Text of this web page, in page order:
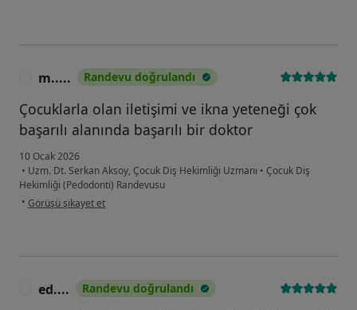
m..... Randevu doğrulandı
Çocuklarla olan iletişimi ve ikna yeteneği çok
başarılı alanında başarılı bir doktor
10 Ocak 2026
• Uzm. Dt. Serkan Aksoy, Çocuk Diş Hekimliği Uzmanı • Çocuk Diş
Hekimliği (Pedodonti) Randevusu
• kullanıcının görüşüne göre m.....
Görüşü şikayet et
ed.... Randevu doğrulandı